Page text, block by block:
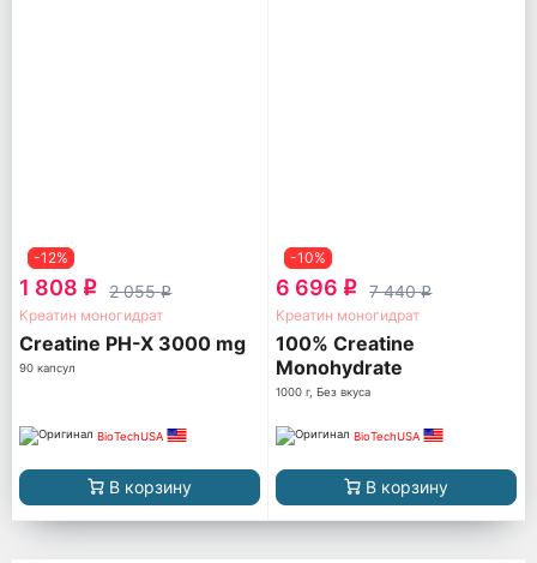
-12%
1 808 q 2 055q
Креатин моногидрат
Creatine PH-X 3000 mg
90 капсул
BioTechUSA
В корзину
-10%
6 696 q 7 440q
Креатин моногидрат
100% Creatine
Monohydrate
1000 г, Без вкуса
BioTechUSA
В корзину